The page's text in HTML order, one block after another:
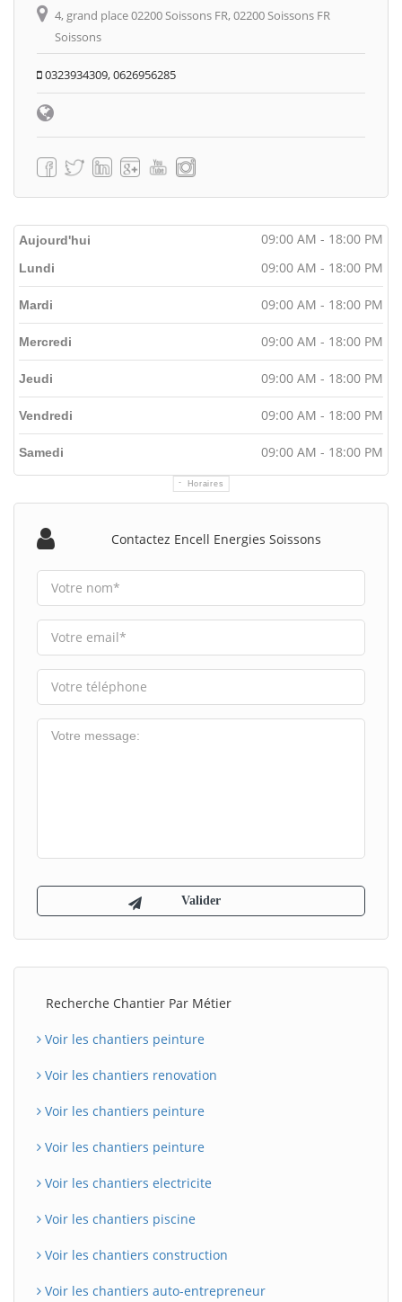
4, grand place 02200 Soissons FR, 02200 Soissons FR
Soissons
0323934309, 0626956285
Aujourd'hui 09:00 AM - 18:00 PM
Horaires
Lundi 09:00 AM - 18:00 PM
Mardi 09:00 AM - 18:00 PM
Mercredi 09:00 AM - 18:00 PM
Jeudi 09:00 AM - 18:00 PM
Vendredi 09:00 AM - 18:00 PM
Samedi 09:00 AM - 18:00 PM
Contactez Encell Energies Soissons
Recherche Chantier Par Métier
Voir les chantiers peinture
Voir les chantiers renovation
Voir les chantiers peinture
Voir les chantiers peinture
Voir les chantiers electricite
Voir les chantiers piscine
Voir les chantiers construction
Voir les chantiers auto-entrepreneur